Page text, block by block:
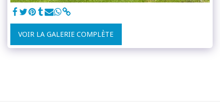
VOIR LA GALERIE COMPLÈTE